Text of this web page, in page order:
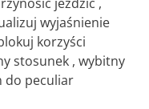
wyjaśnienie
korzyści
stosunek , wybitny
do peculiar